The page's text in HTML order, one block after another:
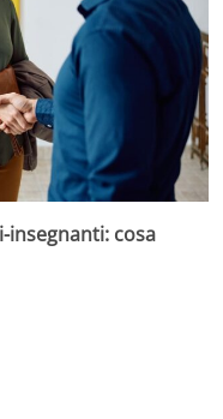
cosa